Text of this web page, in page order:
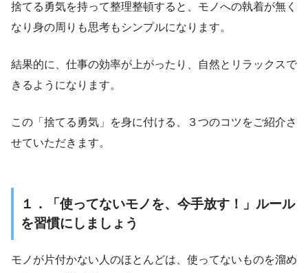
捨てる勇気を持って整理整頓すると、モノへの執着が無く
なり身の周りも思考もシンプルになります。
結果的に、仕事の効率が上がったり、自然とリラックスで
きるようになります。
この「捨てる勇気」を身に付ける、３つのコツをご紹介さ
せていただきます。
１．「使ってないモノを、今手放す！」ルール
を習慣にしましょう
モノが片付かない人のほとんどは、使ってないものを溜め